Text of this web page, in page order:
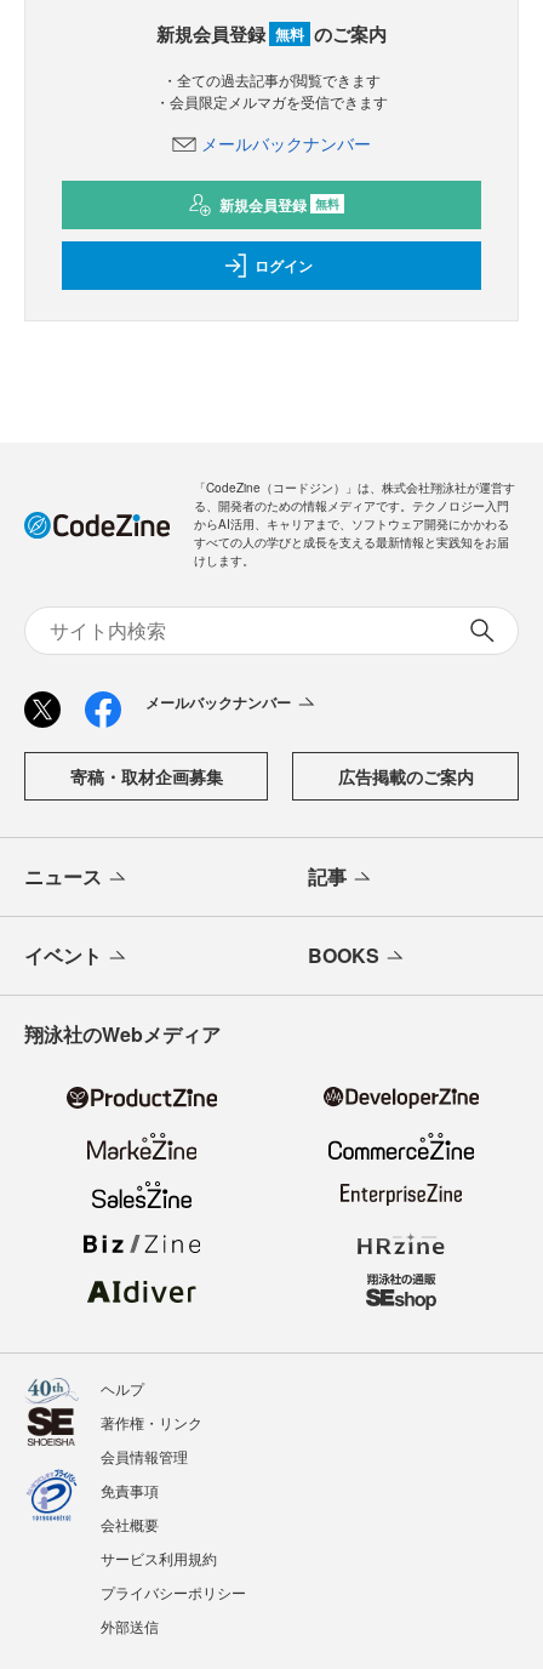
新規会員登録 無料 のご案内
・全ての過去記事が閲覧できます
・会員限定メルマガを受信できます
メールバックナンバー
新規会員登録 無料
ログイン
「CodeZine（コードジン）」は、株式会社翔泳社が運営す
る、開発者のための情報メディアです。テクノロジー入門
からAI活用、キャリアまで、ソフトウェア開発にかかわる
すべての人の学びと成長を支える最新情報と実践知をお届
けします。
メールバックナンバー
寄稿・取材企画募集 広告掲載のご案内
ニュース 記事
イベント BOOKS
翔泳社のWebメディア
ヘルプ
著作権・リンク
会員情報管理
免責事項
会社概要
サービス利用規約
プライバシーポリシー
外部送信